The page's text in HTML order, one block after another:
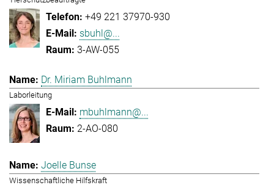
+49 221 37970-930
sbuhl@...
3-AW-055
Dr. Miriam Buhlmann
Laborleitung
mbuhlmann@...
2-AO-080
Joelle Bunse
Wissenschaftliche Hilfskraft